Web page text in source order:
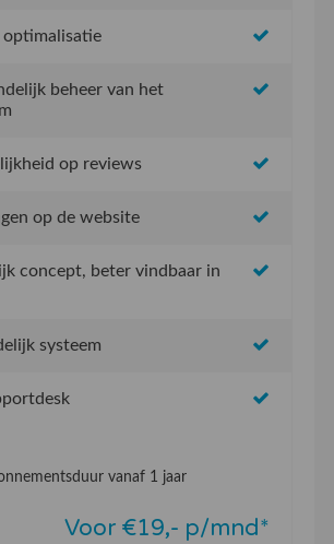
optimalisatie
beheer van het
op reviews
op de website
concept, beter vindbaar in
systeem
vanaf 1 jaar
Voor €19,- p/mnd*